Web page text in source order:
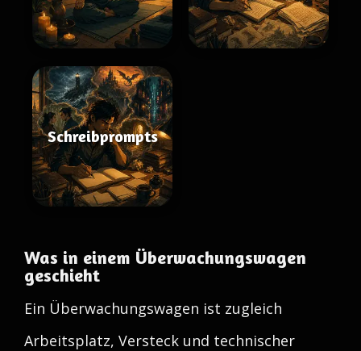
Schreibprompts
Was in einem Überwachungswagen
geschieht
Ein Überwachungswagen ist zugleich
Arbeitsplatz, Versteck und technischer